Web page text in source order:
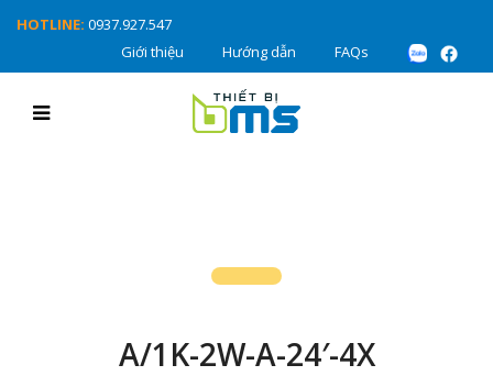
HOTLINE: 0937.927.547
Giới thiệu
Hướng dẫn FAQs
A/1K-2W-A-24′-4X